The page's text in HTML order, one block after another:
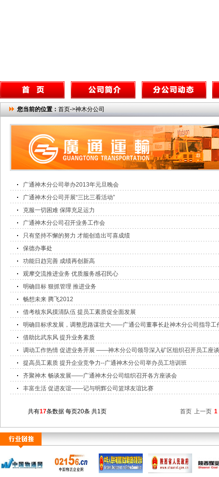
您当前的位置： 首页->神木分公司
广通神木分公司举办2013年元旦晚会
广通神木分公司开展“三比三看活动”
克服一切困难 保障充足运力
广通神木分公司召开业务工作会
只有坚持不懈的努力 才能创造出可喜成绩
保德办事处
功能日趋完善 成绩再创新高
观摩交流推进业务 优质服务感召民心
明确目标 狠抓管理 推进业务
畅想未来 腾飞2012
借考核东风摸清队伍 提员工素质促全面发展
明确目标求发展，调整思路谋壮大——广通公司董事长赴神木分公司指导工
借助比武东风 提升业务素质
调动工作热情 促进业务开展 ——神木分公司领导深入矿区组织召开员工座
提高员工素质 提升企业竞争力--广通神木分公司举办员工培训班
齐聚神木 畅谈发展——广通神木分公司组织召开各方座谈会
丰富生活 促进友谊——记与明辉公司篮球友谊比赛
共有17条数据 每页20条 共1页 首页 上一页 1